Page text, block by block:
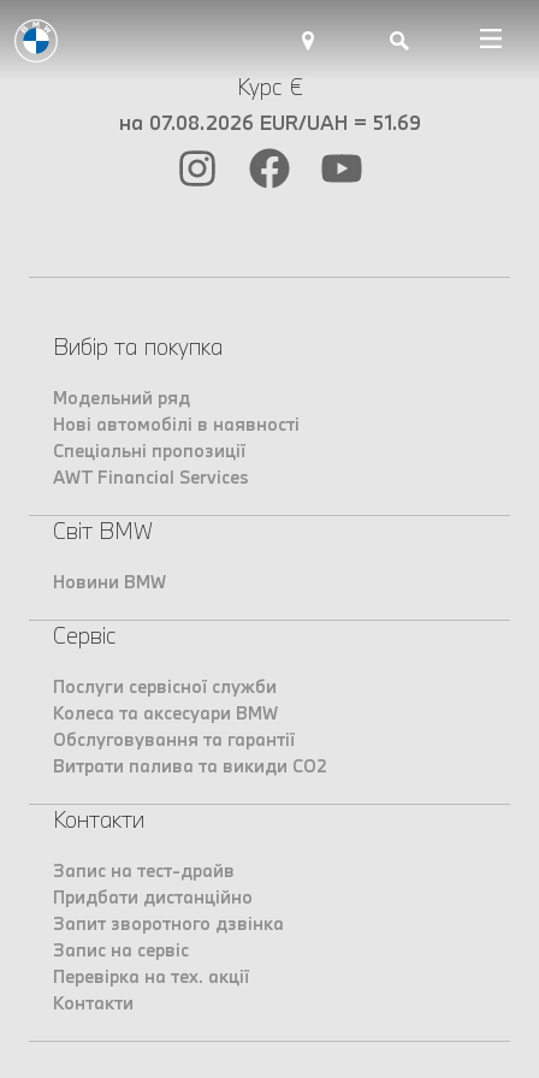
Курс €
на 07.08.2026 EUR/UAH = 51.69
Вибір та покупка
Модельний ряд
Нові автомобілі в наявності
Спеціальні пропозиції
AWT Financial Services
Світ BMW
Новини BMW
Сервіс
Послуги сервісної служби
Колеса та аксесуари BMW
Обслуговування та гарантії
Витрати палива та викиди CO2
Контакти
Запис на тест-драйв
Придбати дистанційно
Запит зворотного дзвінка
Запис на сервіс
Перевірка на тех. акції
Контакти